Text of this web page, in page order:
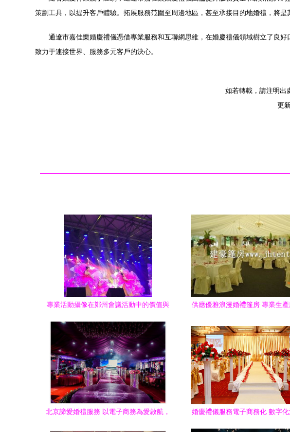
策劃工具，以提升客戶體驗。拓展服務范圍至周邊地區，甚至承接目的地婚禮，將是
通遼市嘉佳樂婚慶禮儀憑借專業服務和互聯網思維，在婚慶禮儀領域樹立了良
致力于連接世界、服務多元客戶的決心。
如若轉載，請注明出
更
專業活動攝像在鄭州會議活動中的價值與
供應優雅浪漫婚禮篷房 專業生
北京諦愛婚禮服務 以電子商務為愛啟航，
婚慶禮儀服務電子商務化 數字